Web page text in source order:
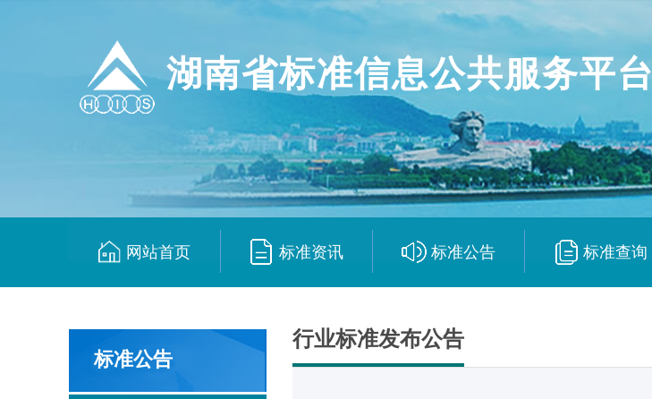
湖南省标准信息公共服务平台
网站首页 标准资讯 标准公告 标准查询
标准公告
行业标准发布公告